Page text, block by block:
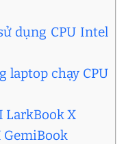
dụng CPU Intel
laptop chạy CPU
LarkBook X
GemiBook